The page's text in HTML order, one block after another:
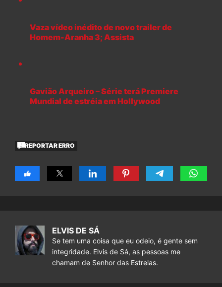
Vaza vídeo inédito de novo trailer de
Homem-Aranha 3; Assista
Gavião Arqueiro – Série terá Premiere
Mundial de estréia em Hollywood
REPORTAR ERRO
ELVIS DE SÁ
Se tem uma coisa que eu odeio, é gente sem
integridade. Elvis de Sá, as pessoas me
chamam de Senhor das Estrelas.